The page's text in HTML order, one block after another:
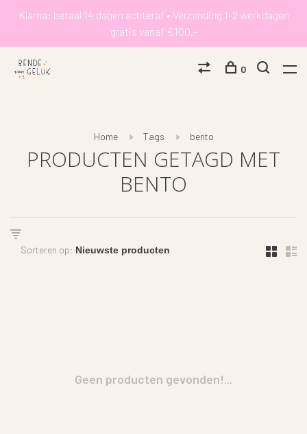
Klarna: betaal 14 dagen achteraf • Verzending 1-2 werkdagen
gratis vanaf €100,-
0
Home Tags bento
PRODUCTEN GETAGD MET
BENTO
Sorteren op:
Geen producten gevonden!...